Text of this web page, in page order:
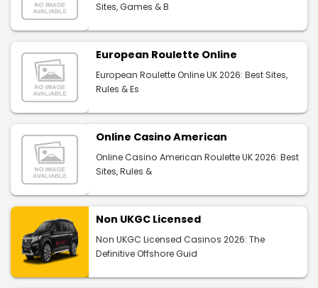
Sites, Games & B
European Roulette Online
European Roulette Online UK 2026: Best Sites,
Rules & Es
Online Casino American
Online Casino American Roulette UK 2026: Best
Sites, Rules &
Non UKGC Licensed
Non UKGC Licensed Casinos 2026: The
Definitive Offshore Guid